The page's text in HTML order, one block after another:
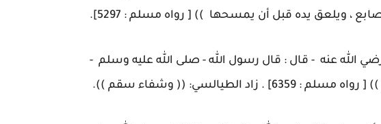
، ويلعق يده قبل أن يمسحها )) [ رواه مسلم : 5297].
الله عنه - قال : قال رسول الله - صلى الله عليه وسلم -
(( وشفاء سقم )).